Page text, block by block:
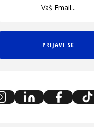
PRIJAVI SE